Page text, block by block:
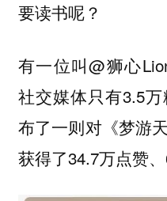
要读书呢？
有一位叫@狮心
社交媒体只有3.5
布了一则对《梦游
获得了34.7万点赞、